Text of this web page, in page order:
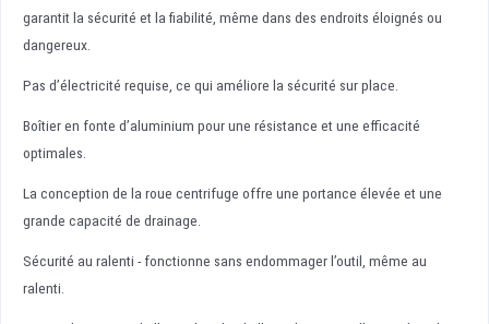
garantit la sécurité et la fiabilité, même dans des endroits éloignés ou
dangereux.
Pas d’électricité requise, ce qui améliore la sécurité sur place.
Boîtier en fonte d’aluminium pour une résistance et une efficacité
optimales.
La conception de la roue centrifuge offre une portance élevée et une
grande capacité de drainage.
Sécurité au ralenti - fonctionne sans endommager l’outil, même au
ralenti.